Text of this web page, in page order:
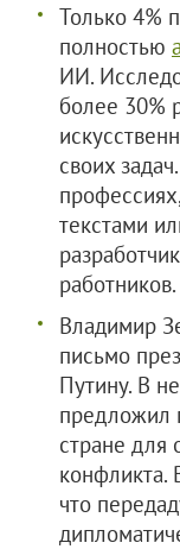
Только 4%
полностью
ИИ.
более 30%
своих
текстами
работников.
Владимир
письмо
Путину. В
предложил
стране для
что